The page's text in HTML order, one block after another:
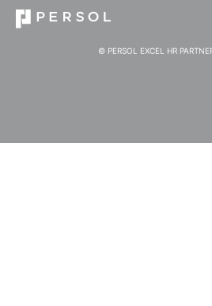
© PERSOL EXCEL HR